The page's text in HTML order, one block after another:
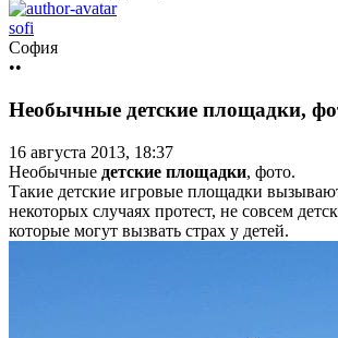
sofi
София
••
Необычные детские площадки,
16 августа 2013, 18:37
Необычные детские площадки, фото.
Такие детские игровые площадки
некоторых случаях протест, не совсем
которые могут вызвать страх у детей.